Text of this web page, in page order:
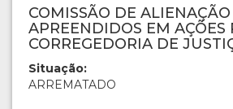
COMISSÃO DE
APREENDIDOS EM AÇÕES
CORREGEDORIA DE
Situação:
ARREMATADO